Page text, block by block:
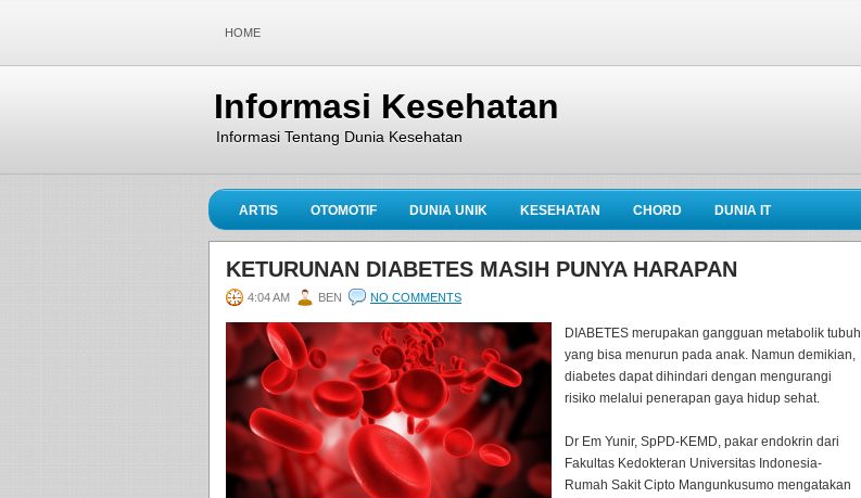
HOME
Informasi Kesehatan
Informasi Tentang Dunia Kesehatan
ARTIS OTOMOTIF DUNIA UNIK KESEHATAN CHORD DUNIA IT
KETURUNAN DIABETES MASIH PUNYA HARAPAN
4:04 AM BEN NO COMMENTS
DIABETES merupakan gangguan metabolik tubuh
yang bisa menurun pada anak. Namun demikian,
diabetes dapat dihindari dengan mengurangi
risiko melalui penerapan gaya hidup sehat.
Dr Em Yunir, SpPD-KEMD, pakar endokrin dari
Fakultas Kedokteran Universitas Indonesia-
Rumah Sakit Cipto Mangunkusumo mengatakan